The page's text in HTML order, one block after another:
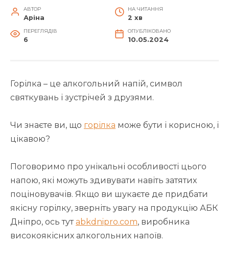
АВТОР
Аріна
НА ЧИТАННЯ
2 хв
ПЕРЕГЛЯДІВ
6
ОПУБЛІКОВАНО
10.05.2024
Горілка – це алкогольний напій, символ
святкувань і зустрічей з друзями.
Чи знаєте ви, що горілка може бути і корисною, і
цікавою?
Поговоримо про унікальні особливості цього
напою, які можуть здивувати навіть затятих
поціновувачів. Якщо ви шукаєте де придбати
якісну горілку, зверніть увагу на продукцію АБК
Дніпро, ось тутabkdnipro.com, виробника
високоякісних алкогольних напоїв.